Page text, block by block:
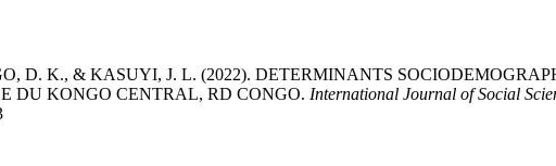
D. K., & KASUYI, J. L. (2022). DETERMINANTS
DU KONGO CENTRAL, RD CONGO. International Journal of Social